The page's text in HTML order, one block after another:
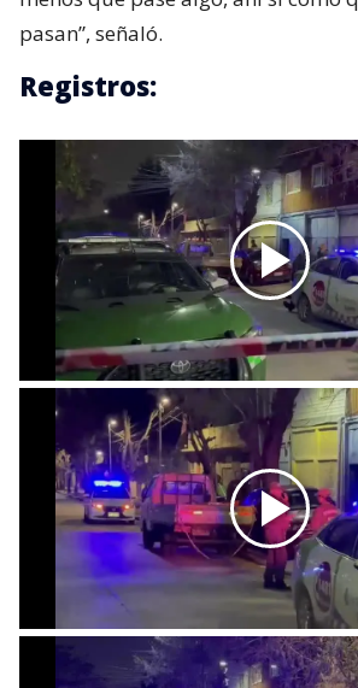
pasan”, señaló.
Registros: